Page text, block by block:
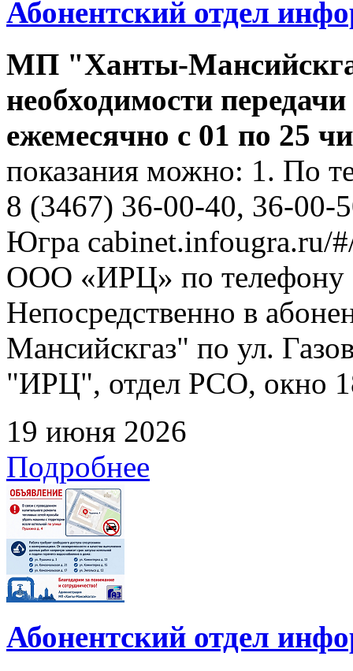
Абонентский отдел
МП "Ханты-
необходимости
ежемесячно с 01 по 25
показания можно: 1. По
8 (3467) 36-00-40, 36-00-
Югра cabinet.infougra.ru/
ООО «ИРЦ» по телефону
Непосредственно в
Мансийскгаз" по ул.
"ИРЦ", отдел РСО, окно
19 июня 2026
Подробнее
Абонентский отдел